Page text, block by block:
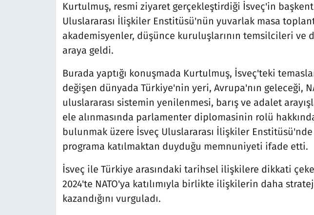
Kurtulmuş, resmi ziyaret gerçekleştirdiği İsveç'in
Uluslararası İlişkiler Enstitüsü'nün yuvarlak masa
akademisyenler, düşünce kuruluşlarının temsilcileri ve
araya geldi.
Burada yaptığı konuşmada Kurtulmuş, İsveç'teki
değişen dünyada Türkiye'nin yeri, Avrupa'nın geleceği,
uluslararası sistemin yenilenmesi, barış ve adalet
ele alınmasında parlamenter diplomasinin rolü
bulunmak üzere İsveç Uluslararası İlişkiler
programa katılmaktan duyduğu memnuniyeti ifade etti.
İsveç ile Türkiye arasındaki tarihsel ilişkilere dikkati
2024'te NATO'ya katılımıyla birlikte ilişkilerin daha
kazandığını vurguladı.